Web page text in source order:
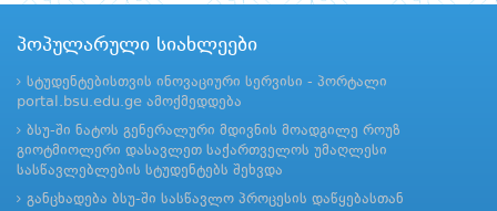
პოპულარული სიახლეები
სტუდენტებისთვის ინოვაციური სერვისი - პორტალი
portal.bsu.edu.ge ამოქმედდება
ბსუ-ში ნატოს გენერალური მდივნის მოადგილე როუზ
გიოტმიოლერი დასავლეთ საქართველოს უმაღლესი
სასწავლებლების სტუდენტებს შეხვდა
განცხადება ბსუ-ში სასწავლო პროცესის დაწყებასთან